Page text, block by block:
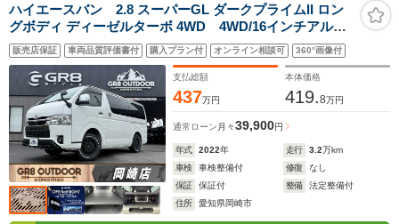
ハイエースバン 2.8 スーパーGL ダークプライムII ロン
グボディ ディーゼルターボ 4WD 4WD/16インチアルミ/
フロントエアロ/ベットキット/シートカバー/エンジンカバ
ー/両側電動スライドドア/衝突軽減ブレーキ/パノラミック
ビューモニター/純正7インチナビ/キャンピングカー/車中
泊
販売店保証 車両品質評価書付 購入プラン付 オンライン相談可 360°画像付
支払総額
437万円
本体価格
419.8万円
通常ローン 月々39,900円
年式 2022年 走行 3.2万km
車検
車検整備付 修復
なし
保証
保証付 整備
法定整備付
住所
愛知県岡崎市